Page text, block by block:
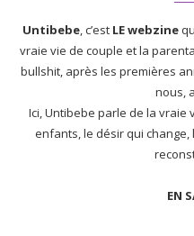
Untibebe, c’est LE webzine
vraie vie de couple et la
bullshit, après les premières
nous,
Ici, Untibebe parle de la vraie
enfants, le désir qui change,
EN